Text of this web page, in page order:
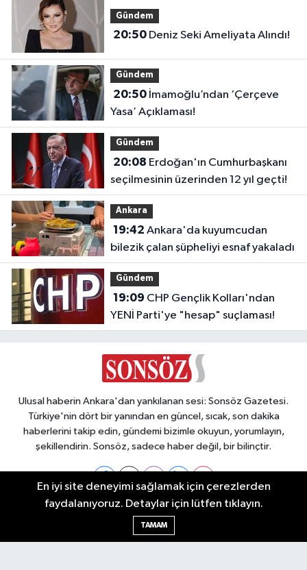
Gündem
20:50 Deniz Seki Ameliyata Alındı!
Gündem
20:50İmamoğlu’ndan ‘Çerçeve
Yasa’ Açıklaması!
Gündem
20:08
seçilmesinin üzerinden 12 yıl geçti!
Ankara
19:42
bilezik çalan şüpheliyi esnaf yakaladı
Gündem
19:09
YENİ Parti'ye "hesap" suçlaması!
Ulusal haberin Ankara'dan yankılanan sesi: Sonsöz Gazetesi.
Türkiye'nin dört bir yanından en güncel, sıcak, son dakika
haberlerini takip edin, gündemi bizimle okuyun, yorumlayın,
şekillendirin. Sonsöz, sadece haber değil, bir bilinçtir.
Ankara Nöbetçi Eczaneler
En iyi site deneyimi sağlamak için çerezlerden
faydalanıyoruz. Detaylar için lütfen tıklayın.
TAMAM